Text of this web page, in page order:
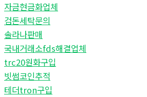
자금현금화업체
검돈세탁문의
솔라나판매
국내거래소fds해결업체
trc20원화구입
빗썸코인추적
테더tron구입